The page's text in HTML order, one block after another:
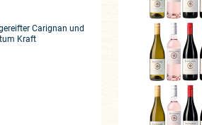
Carignan und
Kraft